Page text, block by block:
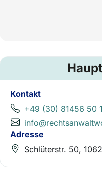
Kontakt
+49 (30) 81456 50
Adresse
Schlüterstr. 50,